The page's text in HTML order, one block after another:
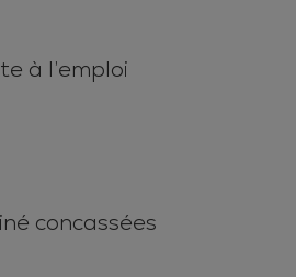
à l’emploi
concassées